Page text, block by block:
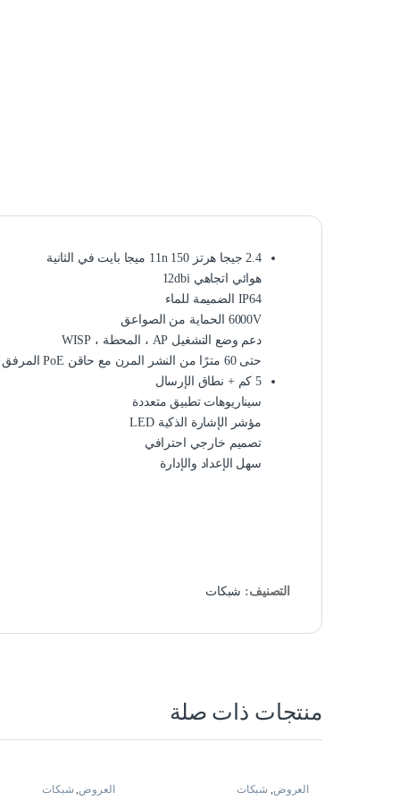
2.4 جيجا هرتز 11n 150 ميجا بايت في الثانية
هوائي اتجاهي 12dbi
IP64 الضميمة للماء
6000V الحماية من الصواعق
دعم وضع التشغيل AP ، المحطة ، WISP
حتى 60 مترًا من النشر المرن مع حاقن PoE المرفق
5 كم + نطاق الإرسال
سيناريوهات تطبيق متعددة
مؤشر الإشارة الذكية LED
تصميم خارجي احترافي
سهل الإعداد والإدارة
التصنيف: شبكات
منتجات ذات صلة
العروض, شبكات العروض, شبكات